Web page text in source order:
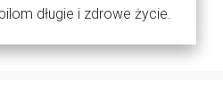
długie i zdrowe życie.